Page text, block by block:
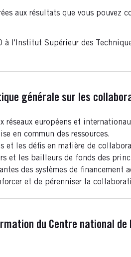
aux résultats que vous
l'Institut Supérieur des
générale sur les
européens et
en commun des ressources.
les défis en matière de
et les bailleurs de fonds des
des systèmes de
et de pérenniser la
du Centre national